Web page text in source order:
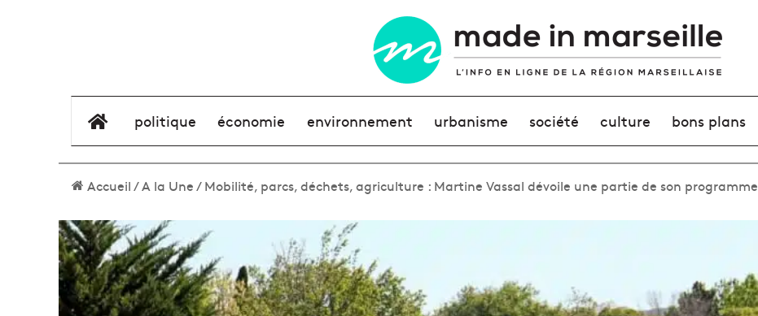
élément de menu
politique économie environnement urbanisme société culture bons plans
Accueil/A la Une/Mobilité, parcs, déchets, agriculture : Martine Vassal dévoile une partie de son programme